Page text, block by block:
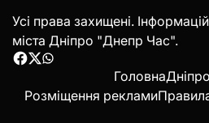
Усі права захищені.
міста Дніпро "Днепр Час".
Facebook
Twitter
WhatsApp
ГоловнаДніпро
Розміщення реклами